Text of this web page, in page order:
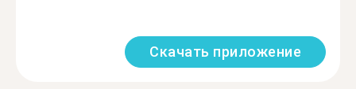
Скачать приложение